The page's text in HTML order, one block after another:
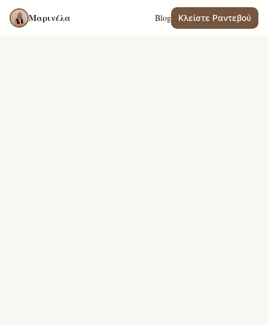
Μαρινέλα Blog Κλείστε Ραντεβού